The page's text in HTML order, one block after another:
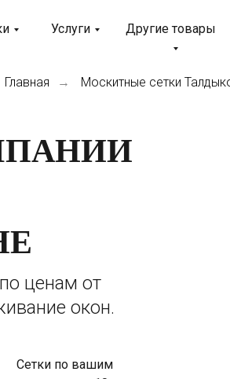
Услуги Другие товары
Главная → Москитные сетки
Сетки по вашим
ценам от
окон.